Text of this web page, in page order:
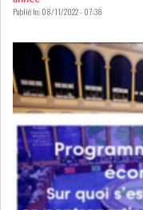
Publié le:08/11/2022 - 07:38